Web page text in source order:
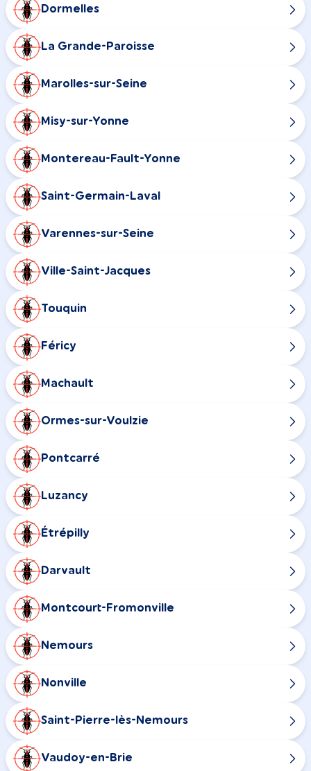
Dormelles
La Grande-Paroisse
Marolles-sur-Seine
Misy-sur-Yonne
Montereau-Fault-Yonne
Saint-Germain-Laval
Varennes-sur-Seine
Ville-Saint-Jacques
Touquin
Féricy
Machault
Ormes-sur-Voulzie
Pontcarré
Luzancy
Étrépilly
Darvault
Montcourt-Fromonville
Nemours
Nonville
Saint-Pierre-lès-Nemours
Vaudoy-en-Brie